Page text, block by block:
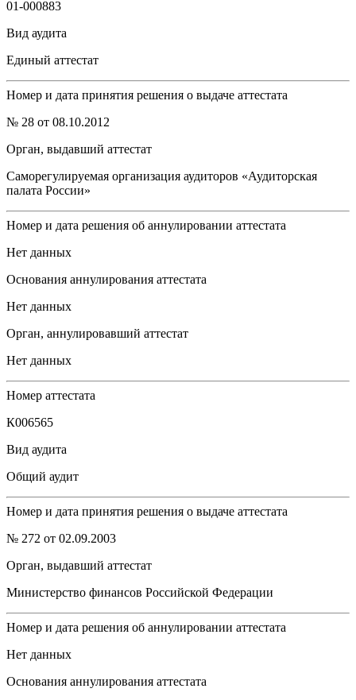
01-000883
Вид аудита
Единый аттестат
Номер и дата принятия решения о выдаче аттестата
№ 28 от 08.10.2012
Орган, выдавший аттестат
Саморегулируемая организация аудиторов «Аудиторская
палата России»
Номер и дата решения об аннулировании аттестата
Нет данных
Основания аннулирования аттестата
Нет данных
Орган, аннулировавший аттестат
Нет данных
Номер аттестата
К006565
Вид аудита
Общий аудит
Номер и дата принятия решения о выдаче аттестата
№ 272 от 02.09.2003
Орган, выдавший аттестат
Министерство финансов Российской Федерации
Номер и дата решения об аннулировании аттестата
Нет данных
Основания аннулирования аттестата